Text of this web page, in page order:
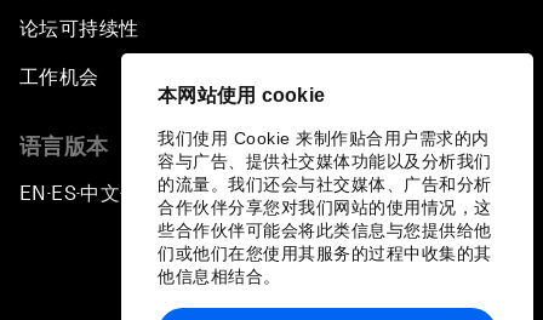
本网站使用 cookie
我们使用 Cookie 来制作贴合用户需求的内
容与广告、提供社交媒体功能以及分析我们
的流量。我们还会与社交媒体、广告和分析
合作伙伴分享您对我们网站的使用情况，这
些合作伙伴可能会将此类信息与您提供给他
们或他们在您使用其服务的过程中收集的其
他信息相结合。
论坛可持续性
工作机会
语言版本
EN ▪ES▪中文▪ 日本語